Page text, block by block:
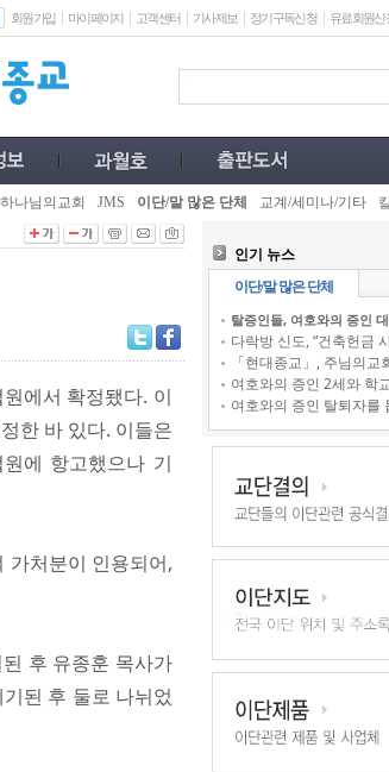
회원가입 마이페이지 고객센터 기사제보 정기구독신청 유료회원신
하나님의교회 JMS 이단/말 많은 단체 교계/세미나/기타
에서 확정됐다. 이
한 바 있다. 이들은
에 항고했으나 기
가처분이 인용되어,
후 유종훈 목사가
된 후 둘로 나뉘었
인기 뉴스
이단/말 많은 단체
탈증인들, 여호와의 증인
다락방 신도, “건축헌금
「현대종교」, 주님의교
여호와의 증인 2세와 학
여호와의 증인 탈퇴자를